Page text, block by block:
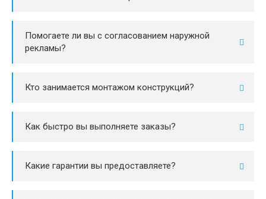
Помогаете ли вы с согласованием наружной
рекламы?
Кто занимается монтажом конструкций?
Как быстро вы выполняете заказы?
Какие гарантии вы предоставляете?